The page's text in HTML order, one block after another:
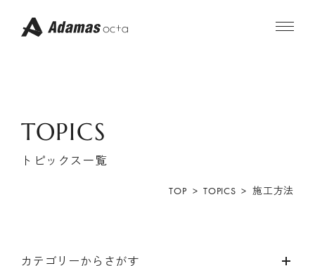
公式サイト (おトク)
TOPICS
トピックス一覧
TOP TOPICS 施工方法
カテゴリーからさがす